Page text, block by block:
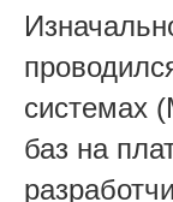
системах
баз на